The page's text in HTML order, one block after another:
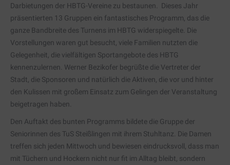
Darbietungen der HBTG-Vereine zu bestaunen. Dieses Jahr
präsentierten 13 Gruppen ein fantastisches Programm, das die
ganze Bandbreite des Turnens im HBTG widerspiegelte. Die
Vorstellungen waren gut besucht, viele Familien nutzten die
Gelegenheit, die vielfältigen Sportangebote des HBTG
kennenzulernen. Werner Bezikofer begrüßte die Vertreter der
Stadt, die Sponsoren und natürlich die Aktiven, die vor und hinter
den Kulissen mit großem Einsatz zum Gelingen der Veranstaltung
beigetragen haben.
Den Auftakt des bunten Programms bildete die Gruppe der
Seniorinnen des TuS Steißlingen mit ihrem Stuhltanz. Die Damen
treffen sich jeden Mittwoch und bewiesen eindrucksvoll, dass man
mit Tüchern und Hockern nicht nur fit im Alltag bleibt, sondern